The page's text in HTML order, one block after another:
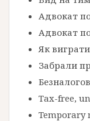
Адвокат
Адвокат
Як
Забрали
Tax-free,
Temporary